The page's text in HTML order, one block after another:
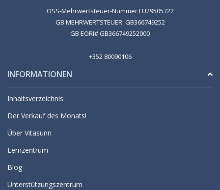
OSS-Mehrwertsteuer-Nummer LU29505722
GB MEHRWERTSTEUER: GB366749252
GB EORI# GB366749252000
+352 80090106
INFORMATIONEN
Inhaltsverzeichnis
Der Verkauf des Monats!
Über Vitasunn
Lernzentrum
Blog
Unterstützungszentrum